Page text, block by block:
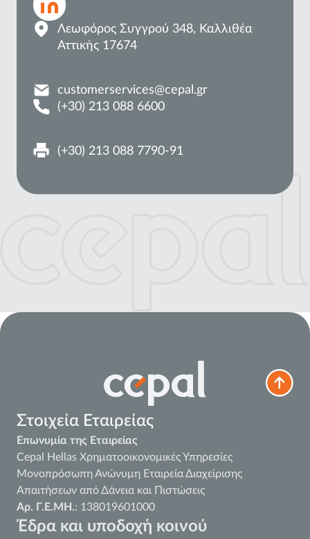
Λεωφόρος Συγγρού 348, Καλλιθέα
Αττικής 17674
customerservices@cepal.gr
(+30) 213 088 6600
(+30) 213 088 7790-91
Στοιχεία Εταιρείας
Επωνυμία της Εταιρείας
Cepal Hellas Χρηματοοικονομικές Υπηρεσίες
Μονοπρόσωπη Ανώνυμη Εταιρεία Διαχείρισης
Απαιτήσεων από Δάνεια και Πιστώσεις
Αρ. Γ.Ε.ΜΗ.: 138019601000
Έδρα και υποδοχή κοινού